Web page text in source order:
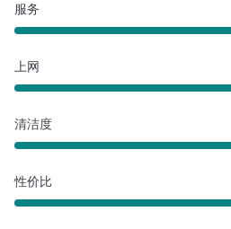
服务
上网
清洁度
性价比